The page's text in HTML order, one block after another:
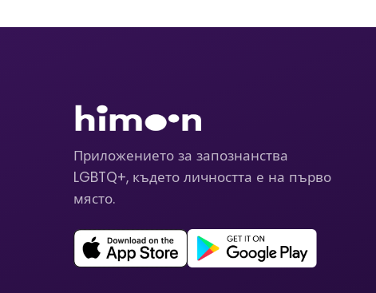
Приложението за запознанства
LGBTQ+, където личността е на първо
място.